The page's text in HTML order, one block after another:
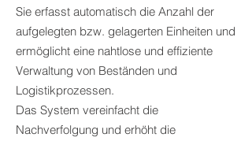
Sie erfasst automatisch die Anzahl der
aufgelegten bzw. gelagerten Einheiten und
ermöglicht eine nahtlose und effiziente
Verwaltung von Beständen und
Logistikprozessen.
Das System vereinfacht die
Nachverfolgung und erhöht die